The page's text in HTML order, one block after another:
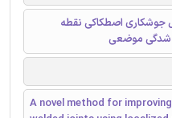
اصطکاکی نقطه
شدگی موضعی
A novel method for